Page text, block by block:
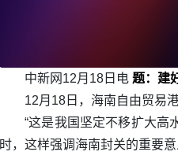
中新网12月18日电 题：建
12月18日，海南自由贸易
“这是我国坚定不移扩大高
时，这样强调海南封关的重要意